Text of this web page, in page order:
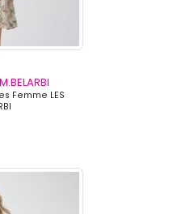
Femme LES